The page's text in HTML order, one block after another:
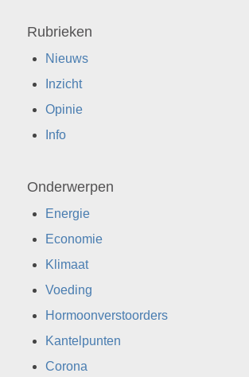
Rubrieken
Nieuws
Inzicht
Opinie
Info
Onderwerpen
Energie
Economie
Klimaat
Voeding
Hormoonverstoorders
Kantelpunten
Corona